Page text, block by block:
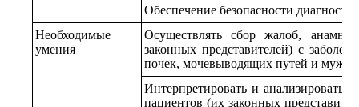
Обеспечение безопасности
Необходимые
умения
Осуществлять сбор жалоб,
законных представителей) с
почек, мочевыводящих путей и
Интерпретировать и
пациентов (их законных